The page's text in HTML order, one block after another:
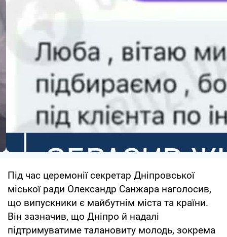
Під час церемонії секретар Дніпровської
міської ради Олександр Санжара наголосив,
що випускники є майбутнім міста та країни.
Він зазначив, що Дніпро й надалі
підтримуватиме талановиту молодь, зокрема